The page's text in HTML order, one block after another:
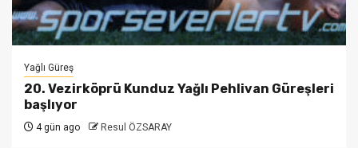
Yağlı Güreş
20. Vezirköprü Kunduz Yağlı Pehlivan Güreşleri
başlıyor
4 gün ago Resul ÖZSARAY